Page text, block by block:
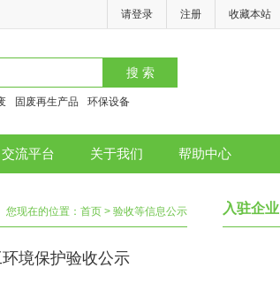
请登录 注册 收藏本站
固废再生产品 环保设备
交流平台 关于我们 帮助中心
入驻企业
您现在的位置： 首页 > 验收等信息公示
境保护验收公示